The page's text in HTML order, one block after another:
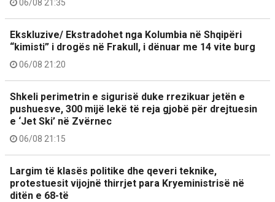
06/08 21:35
Ekskluzive/ Ekstradohet nga Kolumbia në Shqipëri
“kimisti” i drogës në Frakull, i dënuar me 14 vite burg
06/08 21:20
Shkeli perimetrin e sigurisë duke rrezikuar jetën e
pushuesve, 300 mijë lekë të reja gjobë për drejtuesin
e ‘Jet Ski’ në Zvërnec
06/08 21:15
Largim të klasës politike dhe qeveri teknike,
protestuesit vijojnë thirrjet para Kryeministrisë në
ditën e 68-të